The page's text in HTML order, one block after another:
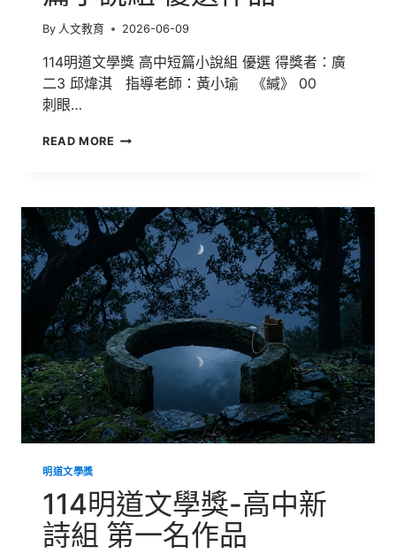
By 人文教育 2026-06-09
114明道文學獎 高中短篇小說組 優選 得獎者：廣
二3 邱煒淇 指導老師：黃小瑜 《緘》 00
刺眼…
READ MORE 114
學
獎-
高
中
短
篇
小
說
組
優
選
作
品
明道文學獎
114明道文學獎-高中新
詩組 第一名作品